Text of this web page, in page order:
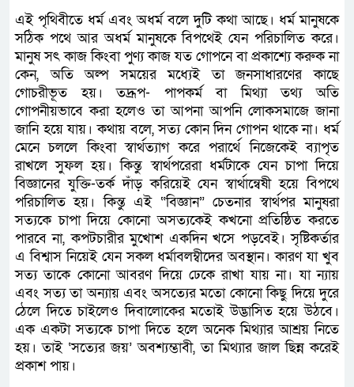
এই পৃথিবীতে ধর্ম এবং অধর্ম বলে দুটি কথা আছে। ধর্ম মানুষকে
সঠিক পথে আর অধর্ম মানুষকে বিপথেই যেন পরিচালিত করে।
মানুষ সৎ কাজ কিংবা পুণ্য কাজ যত গোপনে বা প্রকাশ্যে করুক না
কেন, অতি অল্প সময়ের মধ্যেই তা জনসাধারণের কাছে
গোচরীভূত হয়। তদ্রূপ- পাপকর্ম বা মিথ্যা তথ্য অতি
গোপনীয়ভাবে করা হলেও তা আপনা আপনি লোকসমাজে জানা
জানি হয়ে যায়। কথায় বলে, সত্য কোন দিন গোপন থাকে না। ধর্ম
মেনে চললে কিংবা স্বার্থত্যাগ করে পরার্থে নিজেকেই ব্যাপৃত
রাখলে সুফল হয়। কিন্তু স্বার্থপরেরা ধর্মটাকে যেন চাপা দিয়ে
বিজ্ঞানের যুক্তি-তর্ক দাঁড় করিয়েই যেন স্বার্থান্বেষী হয়ে বিপথে
পরিচালিত হয়। কিন্তু এই “বিজ্ঞান” চেতনার স্বার্থপর মানুষরা
সত্যকে চাপা দিয়ে কোনো অসত্যকেই কখনো প্রতিষ্ঠিত করতে
পারবে না, কপটচারীর মুখোশ একদিন খসে পড়বেই। সৃষ্টিকর্তার
এ বিশ্বাস নিয়েই যেন সকল ধর্মাবলম্বীদের অবস্থান। কারণ যা খুব
সত্য তাকে কোনো আবরণ দিয়ে ঢেকে রাখা যায় না। যা ন্যায়
এবং সত্য তা অন্যায় এবং অসত্যের মতো কোনো কিছু দিয়ে দুরে
ঠেলে দিতে চাইলেও দিবালোকের মতোই উদ্ভাসিত হয়ে উঠবে।
এক একটা সত্যকে চাপা দিতে হলে অনেক মিথ্যার আশ্রয় নিতে
হয়। তাই ‘সত্যের জয়’ অবশ্যম্ভাবী, তা মিথ্যার জাল ছিন্ন করেই
প্রকাশ পায়।